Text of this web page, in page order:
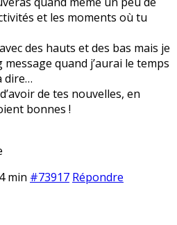
et les moments où tu
des hauts et des bas mais je
quand j’aurai le temps
dire…
de tes nouvelles, en
bonnes !
min #73917 Répondre